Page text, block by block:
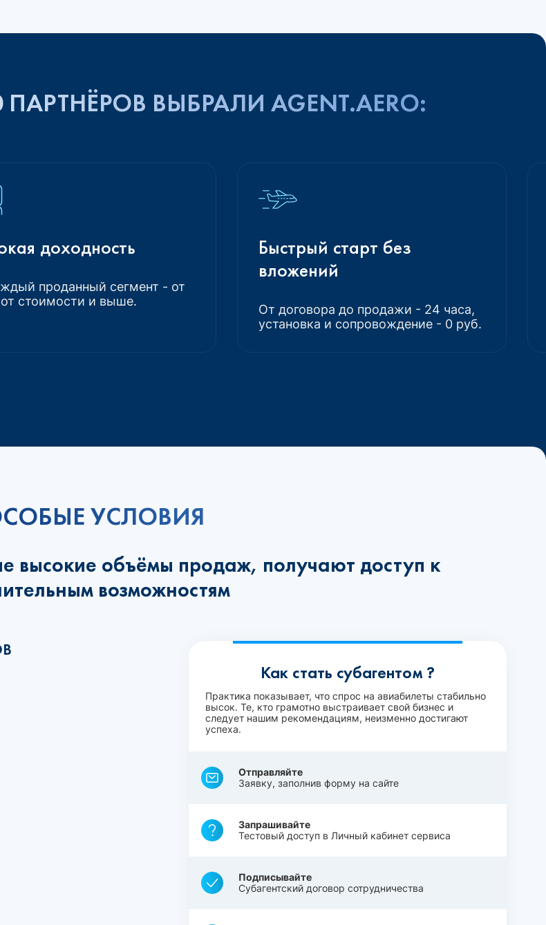
ВЫБРАЛИ AGENT.AERO:
доходность
проданный сегмент - от
стоимости и выше.
Быстрый старт без
вложений
От договора до продажи - 24 часа,
установка и сопровождение - 0 руб.
УСЛОВИЯ
высокие объёмы продаж, получают доступ к
возможностям
Как стать субагентом ?
Практика показывает, что спрос на авиабилеты стабильно
высок. Те, кто грамотно выстраивает свой бизнес и
следует нашим рекомендациям, неизменно достигают
успеха.
Отправляйте
Заявку, заполнив форму на сайте
Запрашивайте
Тестовый доступ в Личный кабинет сервиса
Подписывайте
Субагентский договор сотрудничества